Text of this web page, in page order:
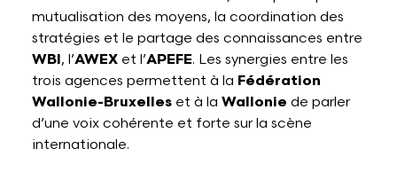
mutualisation des moyens, la coordination des
stratégies et le partage des connaissances entre
WBI, l’AWEX et l’APEFE. Les synergies entre les
trois agences permettent à la Fédération
Wallonie-Bruxelles et à la Wallonie de parler
d’une voix cohérente et forte sur la scène
internationale.